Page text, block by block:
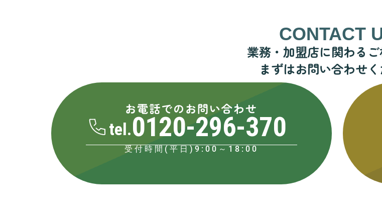
CONTACT
業務・加盟店に関わる
まずはお問い合わせ
お電話でのお問い合わせ
tel.0120-296-370
受付時間(平日)9:00～18:00